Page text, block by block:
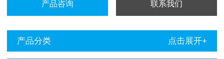
产品咨询 联系我们
产品分类 点击展开+